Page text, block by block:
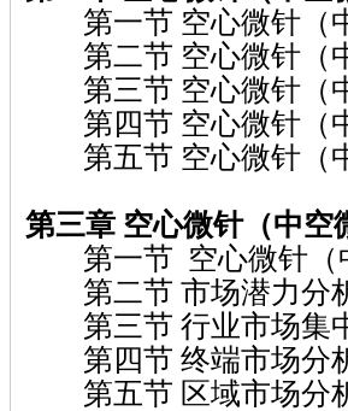
第一节 空心微针（
第二节 空心微针（
第三节 空心微针（
第四节 空心微针（
第五节 空心微针（
第三章 空心微针（中空
第一节 空心微针（
第二节 市场潜力分
第三节 行业市场集
第四节 终端市场分
第五节 区域市场分